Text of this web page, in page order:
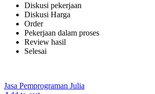
Diskusi pekerjaan
Diskusi Harga
Order
Pekerjaan dalam proses
Review hasil
Selesai
Jasa Pemprograman Julia